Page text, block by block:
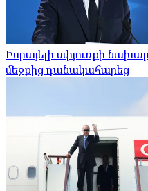
Իսրայելի սփյուռքի
մեջքից դանակահարեց